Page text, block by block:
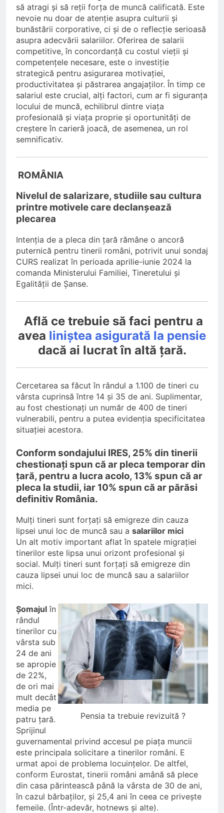
să atragi și să reții forța de muncă calificată. Este
nevoie nu doar de atenție asupra culturii și
bunăstării corporative, ci și de o reflecție serioasă
asupra adecvării salariilor. Oferirea de salarii
competitive, în concordanță cu costul vieții și
competențele necesare, este o investiție
strategică pentru asigurarea motivației,
productivitatea și păstrarea angajaților. În timp ce
salariul este crucial, alți factori, cum ar fi siguranța
locului de muncă, echilibrul dintre viața
profesională și viața proprie și oportunități de
creștere în carieră joacă, de asemenea, un rol
semnificativ.
ROMÂNIA
Nivelul de salarizare, studiile sau cultura
printre motivele care declanșează
plecarea
Intenția de a pleca din țară rămâne o ancoră
puternică pentru tinerii români, potrivit unui sondaj
CURS realizat în perioada aprilie-iunie 2024 la
comanda Ministerului Familiei, Tineretului și
Egalității de Șanse.
Află ce trebuie să faci pentru a
avea liniștea asigurată la pensie
dacă ai lucrat în altă țară.
Cercetarea sa făcut în rândul a 1.100 de tineri cu
vârsta cuprinsă între 14 și 35 de ani. Suplimentar,
au fost chestionați un număr de 400 de tineri
vulnerabili, pentru a putea evidenția specificitatea
situației acestora.
Conform sondajului IRES, 25% din tinerii
chestionați spun că ar pleca temporar din
țară, pentru a lucra acolo, 13% spun că ar
pleca la studii, iar 10% spun că ar părăsi
definitiv România.
Mulți tineri sunt forțați să emigreze din cauza
lipsei unui loc de muncă sau a salariilor mici
Un alt motiv important aflat în spatele migrației
tinerilor este lipsa unui orizont profesional și
social. Mulți tineri sunt forțați să emigreze din
cauza lipsei unui loc de muncă sau a salariilor
mici.
Pensia ta trebuie revizuită ?
Șomajul în
rândul
tinerilor cu
vârsta sub
24 de ani
se apropie
de 22%,
de ori mai
mult decât
media pe
patru țară.
Sprijinul
guvernamental privind accesul pe piața muncii
este principala solicitare a tinerilor români. E
urmat apoi de problema locuințelor. De altfel,
conform Eurostat, tinerii români amână să plece
din casa părintească până la vârsta de 30 de ani,
în cazul bărbaților, și 25,4 ani în ceea ce privește
femeile. (Într-adevăr, hotnews și alte).